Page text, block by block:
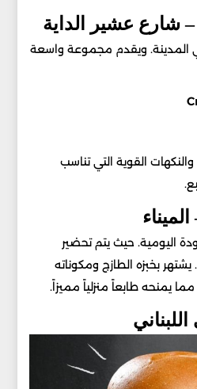
المدينة. ويقدم مجموعة واسعة
والنكهات القوية التي تناسب
اليومية. حيث يتم تحضير
يشتهر بخبزه الطازج ومكوناته
يمنحه طابعاً منزلياً مميزاً.